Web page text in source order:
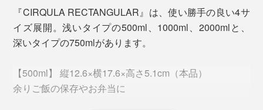
写真は丸型のCIRQULA1000ml
レンジで温めてそのまま食卓へ。
『CIRQULA RECTANGULAR』は、使い勝手の良い4サ
イズ展開。浅いタイプの500ml、1000ml、2000mlと、
深いタイプの750mlがあります。
【500ml】 縦12.6×横17.6×高さ5.1cm（本品）
余りご飯の保存やお弁当に